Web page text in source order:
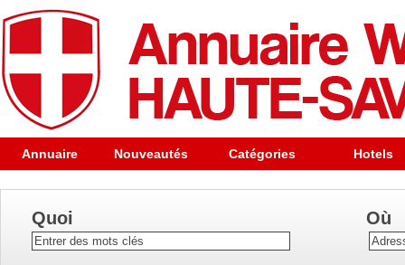
Annuaire Nouveautés Catégories Hotels
Quoi Où